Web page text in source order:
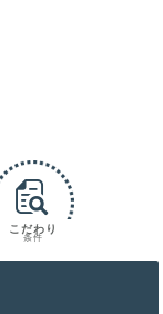
こだわり
条件